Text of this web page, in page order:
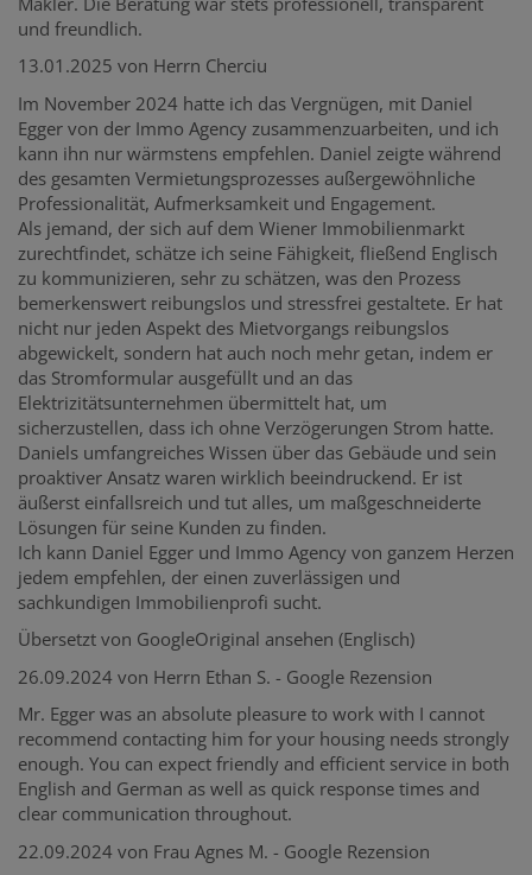
und freundlich.
13.01.2025 von Herrn Cherciu
Im November 2024 hatte ich das Vergnügen, mit Daniel
Egger von der Immo Agency zusammenzuarbeiten, und ich
kann ihn nur wärmstens empfehlen. Daniel zeigte während
des gesamten Vermietungsprozesses außergewöhnliche
Professionalität, Aufmerksamkeit und Engagement.
Als jemand, der sich auf dem Wiener Immobilienmarkt
zurechtfindet, schätze ich seine Fähigkeit, fließend Englisch
zu kommunizieren, sehr zu schätzen, was den Prozess
bemerkenswert reibungslos und stressfrei gestaltete. Er hat
nicht nur jeden Aspekt des Mietvorgangs reibungslos
abgewickelt, sondern hat auch noch mehr getan, indem er
das Stromformular ausgefüllt und an das
Elektrizitätsunternehmen übermittelt hat, um
sicherzustellen, dass ich ohne Verzögerungen Strom hatte.
Daniels umfangreiches Wissen über das Gebäude und sein
proaktiver Ansatz waren wirklich beeindruckend. Er ist
äußerst einfallsreich und tut alles, um maßgeschneiderte
Lösungen für seine Kunden zu finden.
Ich kann Daniel Egger und Immo Agency von ganzem Herzen
jedem empfehlen, der einen zuverlässigen und
sachkundigen Immobilienprofi sucht.
Übersetzt von GoogleOriginal ansehen (Englisch)
26.09.2024 von Herrn Ethan S. - Google Rezension
Mr. Egger was an absolute pleasure to work with I cannot
recommend contacting him for your housing needs strongly
enough. You can expect friendly and efficient service in both
English and German as well as quick response times and
clear communication throughout.
22.09.2024 von Frau Agnes M. - Google Rezension